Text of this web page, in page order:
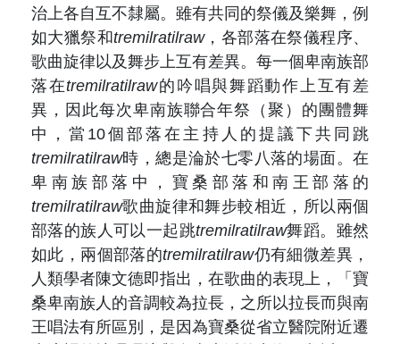
治上各自互不隸屬。雖有共同的祭儀及樂舞，例
如大獵祭和tremilratilraw，各部落在祭儀程序、
歌曲旋律以及舞步上互有差異。每一個卑南族部
落在tremilratilraw的吟唱與舞蹈動作上互有差
異，因此每次卑南族聯合年祭（聚）的團體舞
中，當10個部落在主持人的提議下共同跳
tremilratilraw時，總是淪於七零八落的場面。在
卑南族部落中，寶桑部落和南王部落的
tremilratilraw歌曲旋律和舞步較相近，所以兩個
部落的族人可以一起跳tremilratilraw舞蹈。雖然
如此，兩個部落的tremilratilraw仍有細微差異，
人類學者陳文德即指出，在歌曲的表現上，「寶
桑卑南族人的音調較為拉長，之所以拉長而與南
王唱法有所區別，是因為寶桑從省立醫院附近遷